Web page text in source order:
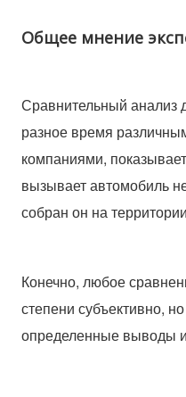
Общее мнение
Сравнительный анализ
разное время
компаниями,
вызывает автомобиль
собран он на
Конечно, любое
степени субъективно,
определенные выводы